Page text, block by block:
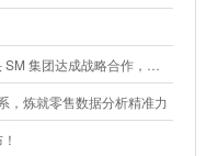
手开启 SMAC 会员数智化运营新征程
，炼就零售数据分析精准力